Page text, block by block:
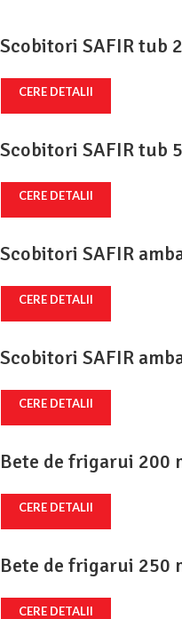
Scobitori SAFIR tub
CERE DETALII
Scobitori SAFIR tub
CERE DETALII
Scobitori SAFIR
CERE DETALII
Scobitori SAFIR
CERE DETALII
Bete de frigarui 200
CERE DETALII
Bete de frigarui 250
CERE DETALII